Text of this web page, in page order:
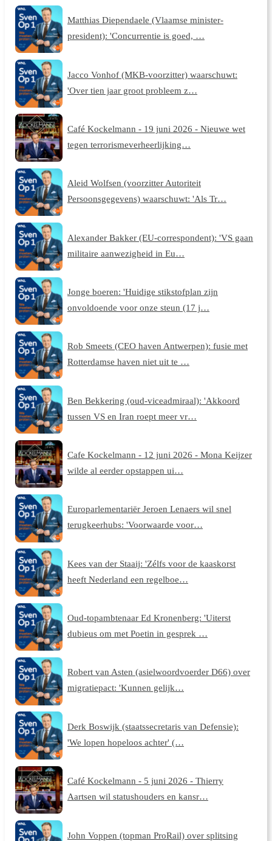
Matthias Diependaele (Vlaamse minister-
president): 'Concurrentie is goed, …
Jacco Vonhof (MKB-voorzitter) waarschuwt:
'Over tien jaar groot probleem z…
Café Kockelmann - 19 juni 2026 - Nieuwe wet
tegen terrorismeverheerlijking…
Aleid Wolfsen (voorzitter Autoriteit
Persoonsgegevens) waarschuwt: 'Als Tr…
Alexander Bakker (EU-correspondent): 'VS gaan
militaire aanwezigheid in Eu…
Jonge boeren: 'Huidige stikstofplan zijn
onvoldoende voor onze steun (17 j…
Rob Smeets (CEO haven Antwerpen): fusie met
Rotterdamse haven niet uit te …
Ben Bekkering (oud-viceadmiraal): 'Akkoord
tussen VS en Iran roept meer vr…
Cafe Kockelmann - 12 juni 2026 - Mona Keijzer
wilde al eerder opstappen ui…
Europarlementariër Jeroen Lenaers wil snel
terugkeerhubs: 'Voorwaarde voor…
Kees van der Staaij: 'Zélfs voor de kaaskorst
heeft Nederland een regelboe…
Oud-topambtenaar Ed Kronenberg: 'Uiterst
dubieus om met Poetin in gesprek …
Robert van Asten (asielwoordvoerder D66) over
migratiepact: 'Kunnen gelijk…
Derk Boswijk (staatssecretaris van Defensie):
'We lopen hopeloos achter' (…
Café Kockelmann - 5 juni 2026 - Thierry
Aartsen wil statushouders en kansr…
John Voppen (topman ProRail) over splitsing